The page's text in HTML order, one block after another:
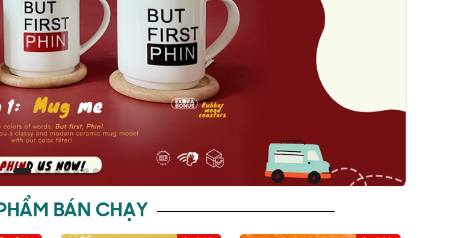
BÁN CHẠY